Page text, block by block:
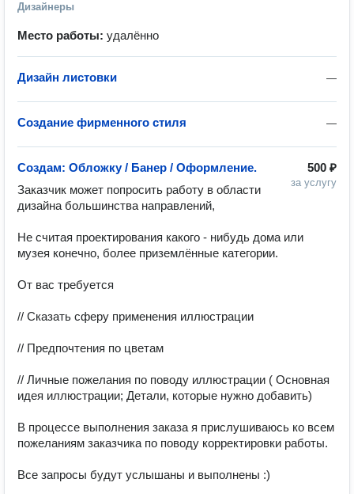
Дизайнеры
Место работы: удалённо
—
Дизайн листовки
—
Создание фирменного стиля
500 ₽
за услугу
Создам: Обложку / Банер / Оформление.
Заказчик может попросить работу в области
дизайна большинства направлений,
Не считая проектирования какого - нибудь дома или
музея конечно, более приземлённые категории.
От вас требуется
// Сказать сферу применения иллюстрации
// Предпочтения по цветам
// Личные пожелания по поводу иллюстрации ( Основная
идея иллюстрации; Детали, которые нужно добавить)
В процессе выполнения заказа я прислушиваюсь ко всем
пожеланиям заказчика по поводу корректировки работы.
Все запросы будут услышаны и выполнены :)